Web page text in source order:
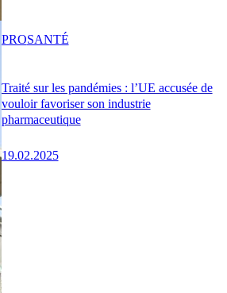
Traité sur les pandémies : l’UE accusée de
vouloir favoriser son industrie
pharmaceutique
19.02.2025
PROSANTÉ